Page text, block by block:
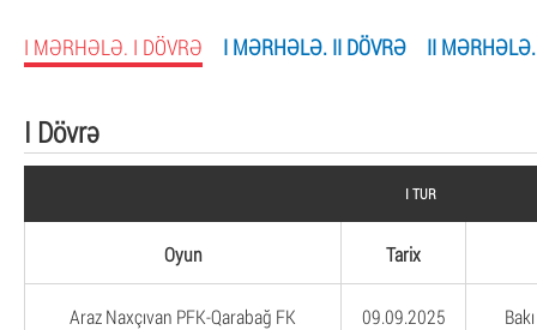
I MƏRHƏLƏ. I DÖVRƏ I MƏRHƏLƏ. II DÖVRƏ II MƏRHƏLƏ.
I Dövrə
I TUR
Oyun Tarix
Araz Naxçıvan PFK-Qarabağ FK 09.09.2025